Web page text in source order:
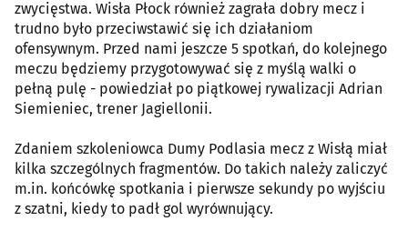
zwycięstwa. Wisła Płock również zagrała dobry mecz i
trudno było przeciwstawić się ich działaniom
ofensywnym. Przed nami jeszcze 5 spotkań, do kolejnego
meczu będziemy przygotowywać się z myślą walki o
pełną pulę - powiedział po piątkowej rywalizacji Adrian
Siemieniec, trener Jagiellonii.
Zdaniem szkoleniowca Dumy Podlasia mecz z Wisłą miał
kilka szczególnych fragmentów. Do takich należy zaliczyć
m.in. końcówkę spotkania i pierwsze sekundy po wyjściu
z szatni, kiedy to padł gol wyrównujący.